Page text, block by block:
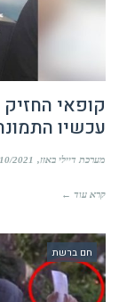
קופאי
עכשיו
מערכת דיילי באזז 2021
קרא עוד ←
חם ברשת